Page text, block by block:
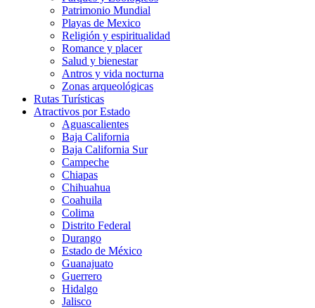
Patrimonio Mundial
Playas de Mexico
Religión y espiritualidad
Romance y placer
Salud y bienestar
Antros y vida nocturna
Zonas arqueológicas
Rutas Turísticas
Atractivos por Estado
Aguascalientes
Baja California
Baja California Sur
Campeche
Chiapas
Chihuahua
Coahuila
Colima
Distrito Federal
Durango
Estado de México
Guanajuato
Guerrero
Hidalgo
Jalisco